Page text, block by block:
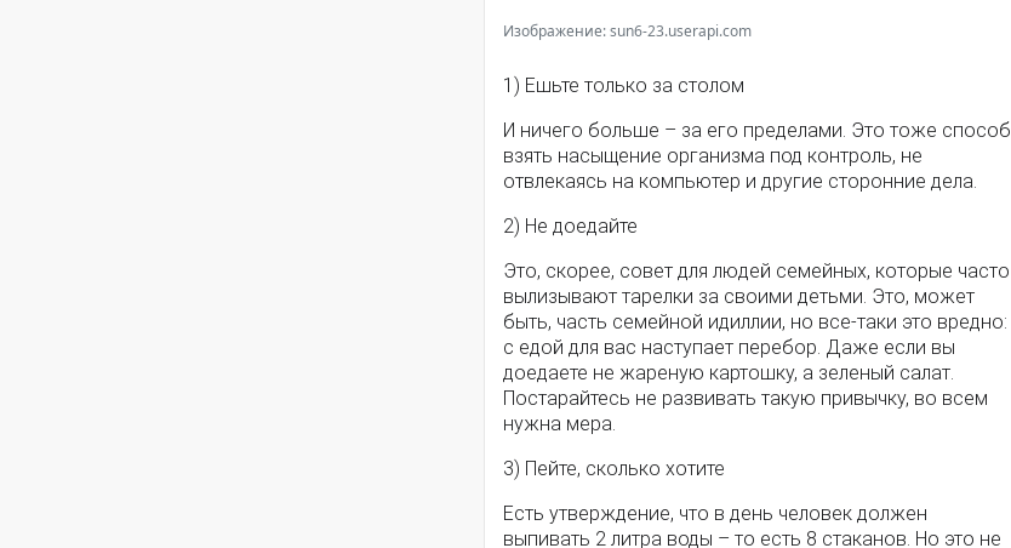
Изображение: sun6-23.userapi.com
1) Ешьте только за столом
И ничего больше – за его пределами. Это тоже способ
взять насыщение организма под контроль, не
отвлекаясь на компьютер и другие сторонние дела.
2) Не доедайте
Это, скорее, совет для людей семейных, которые часто
вылизывают тарелки за своими детьми. Это, может
быть, часть семейной идиллии, но все-таки это вредно:
с едой для вас наступает перебор. Даже если вы
доедаете не жареную картошку, а зеленый салат.
Постарайтесь не развивать такую привычку, во всем
нужна мера.
3) Пейте, сколько хотите
Есть утверждение, что в день человек должен
выпивать 2 литра воды – то есть 8 стаканов. Но это не